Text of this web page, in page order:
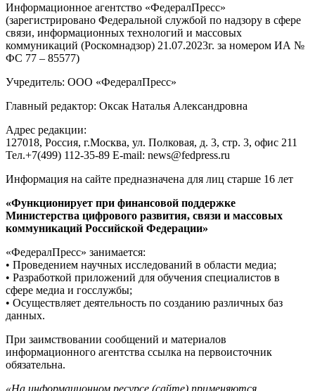
Информационное агентство «ФедералПресс»
(зарегистрировано Федеральной службой по надзору в сфере
связи, информационных технологий и массовых
коммуникаций (Роскомнадзор) 21.07.2023г. за номером ИА №
ФС 77 – 85577)
Учредитель: ООО «ФедералПресс»
Главный редактор: Оксак Наталья Александровна
Адрес редакции:
127018, Россия, г.Москва, ул. Полковая, д. 3, стр. 3, офис 211
Тел.+7(499) 112-35-89 E-mail: news@fedpress.ru
Информация на сайте предназначена для лиц старше 16 лет
«Функционирует при финансовой поддержке
Министерства цифрового развития, связи и массовых
коммуникаций Российской Федерации»
«ФедералПресс» занимается:
• Проведением научных исследований в области медиа;
• Разработкой приложений для обучения специалистов в
сфере медиа и госслужбы;
• Осуществляет деятельность по созданию различных баз
данных.
При заимствовании сообщений и материалов
информационного агентства ссылка на первоисточник
обязательна.
«На информационном ресурсе (сайте) применяются